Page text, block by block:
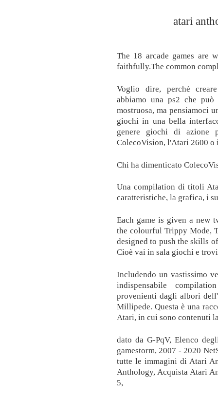
atari
The 18 arcade games are
faithfully.The common
Voglio dire, perchè
abbiamo una ps2 che
mostruosa, ma pensiamoci
giochi in una bella
genere giochi di azione
ColecoVision, l'Atari 2600 o
Chi ha dimenticato
Una compilation di titoli
caratteristiche, la grafica, i
Each game is given a new
the colourful Trippy Mode,
designed to push the skills
Cioè vai in sala giochi e
Includendo un vastissimo
indispensabile
provenienti dagli albori
Millipede. Questa è una
Atari, in cui sono contenuti
dato da G-PqV, Elenco
gamestorm, 2007 - 2020
tutte le immagini di Atari
Anthology, Acquista Atari
5,